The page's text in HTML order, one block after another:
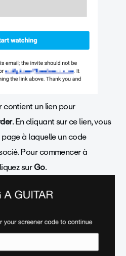
contient un lien pour
. En cliquant sur ce lien, vous
à laquelle un code
Pour commencer à
surGo.